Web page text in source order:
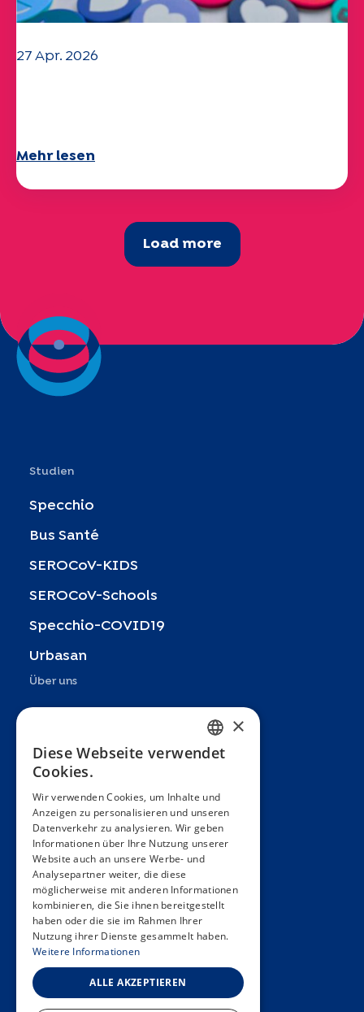
27 Apr. 2026
Mehr lesen
Load more
Studien
Specchio
Bus Santé
SEROCoV-KIDS
SEROCoV-Schools
Specchio-COVID19
Urbasan
Über uns
Teams
Partner
Veröffentlichungen
Zoom In
FAQ
Kontakt
Allgemeine Bedingungen
Hôpitaux Universitaires Genève
Université de Genève
FRENCH
SPANISH
GERMAN
PORTUGUESE
×
Diese Webseite verwendet
Cookies.
Wir verwenden Cookies, um Inhalte und
Anzeigen zu personalisieren und unseren
Datenverkehr zu analysieren. Wir geben
Informationen über Ihre Nutzung unserer
Website auch an unsere Werbe- und
Analysepartner weiter, die diese
möglicherweise mit anderen Informationen
kombinieren, die Sie ihnen bereitgestellt
haben oder die sie im Rahmen Ihrer
Nutzung ihrer Dienste gesammelt haben.
Weitere Informationen
ALLE AKZEPTIEREN